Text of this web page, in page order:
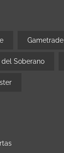
Gametrade
del Soberano